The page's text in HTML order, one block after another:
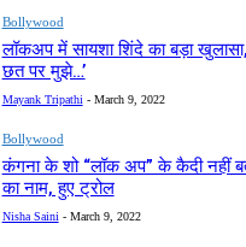
Bollywood
लॉकअप में सायशा शिंदे का बड़ा
छत पर मुझे…’
Mayank Tripathi - March 9, 2022
Bollywood
कंगना के शो “लॉक अप” के कैदी नहीं
का नाम, हुए ट्रोल
Nisha Saini - March 9, 2022